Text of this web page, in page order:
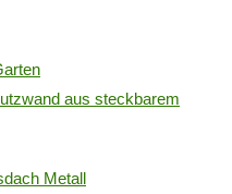
aus steckbarem
Metall